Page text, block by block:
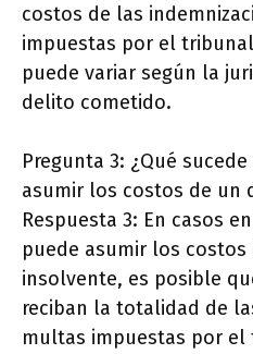
costos de las
impuestas por el
puede variar según la
delito cometido.
Pregunta 3: ¿Qué
asumir los costos de un
Respuesta 3: En casos
puede asumir los
insolvente, es posible
reciban la totalidad de
multas impuestas por